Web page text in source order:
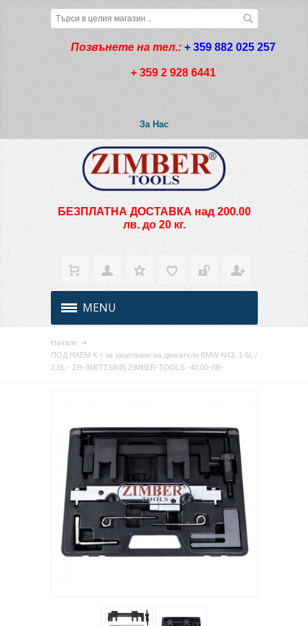
Позвънете на тел.: + 359 882 025 257
+ 359 2 928 6441
За Нас
БЕЗПЛАТНА ДОСТАВКА над 200.00
лв. до 20 кг.
MENU
Начало
ПОД НАЕМ К-т за зацепване на двигатели BMW N43, 1.6L /
2.0L - ZR-36ETTSB45 ZIMBER-TOOLS -40.00-ЛВ-